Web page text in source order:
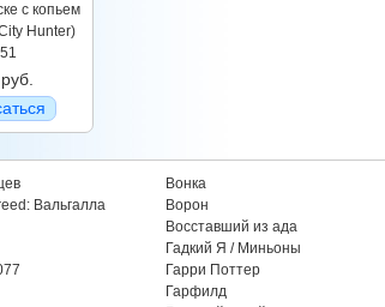
с копьем
Hunter)
Вальгалла
Вонка
Ворон
Восставший из ада
Гадкий Я / Миньоны
Гарри Поттер
Гарфилд